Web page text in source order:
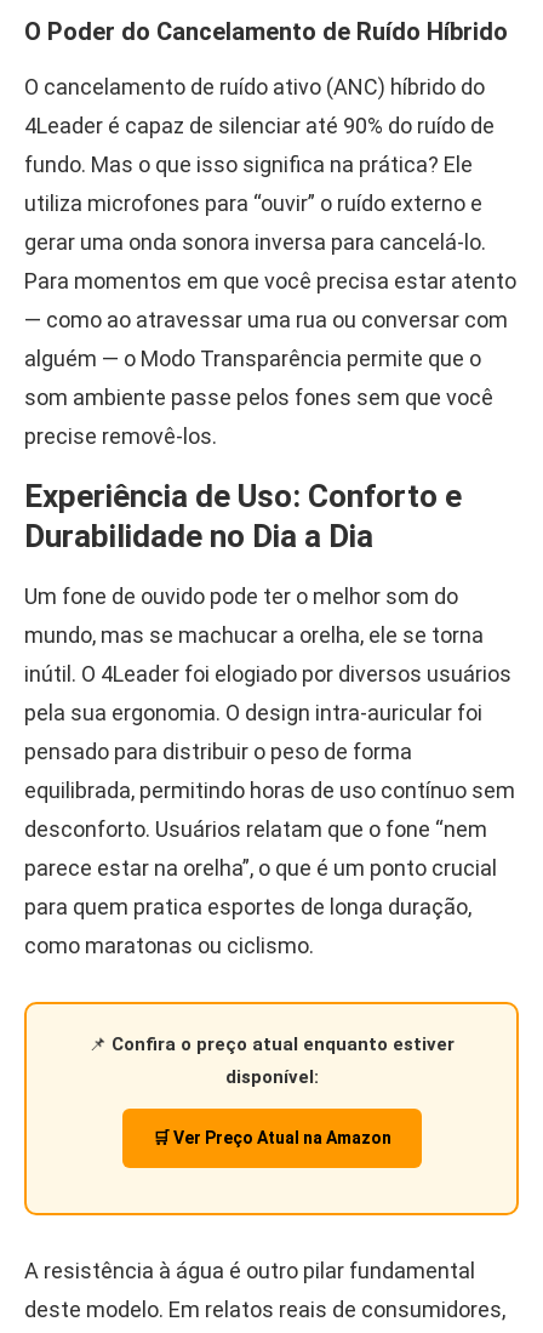
O Poder do Cancelamento de Ruído Híbrido
O cancelamento de ruído ativo (ANC) híbrido do
4Leader é capaz de silenciar até 90% do ruído de
fundo. Mas o que isso significa na prática? Ele
utiliza microfones para “ouvir” o ruído externo e
gerar uma onda sonora inversa para cancelá-lo.
Para momentos em que você precisa estar atento
— como ao atravessar uma rua ou conversar com
alguém — o Modo Transparência permite que o
som ambiente passe pelos fones sem que você
precise removê-los.
Experiência de Uso: Conforto e
Durabilidade no Dia a Dia
Um fone de ouvido pode ter o melhor som do
mundo, mas se machucar a orelha, ele se torna
inútil. O 4Leader foi elogiado por diversos usuários
pela sua ergonomia. O design intra-auricular foi
pensado para distribuir o peso de forma
equilibrada, permitindo horas de uso contínuo sem
desconforto. Usuários relatam que o fone “nem
parece estar na orelha”, o que é um ponto crucial
para quem pratica esportes de longa duração,
como maratonas ou ciclismo.
📌 Confira o preço atual enquanto estiver
disponível:
🛒 Ver Preço Atual na Amazon
A resistência à água é outro pilar fundamental
deste modelo. Em relatos reais de consumidores,